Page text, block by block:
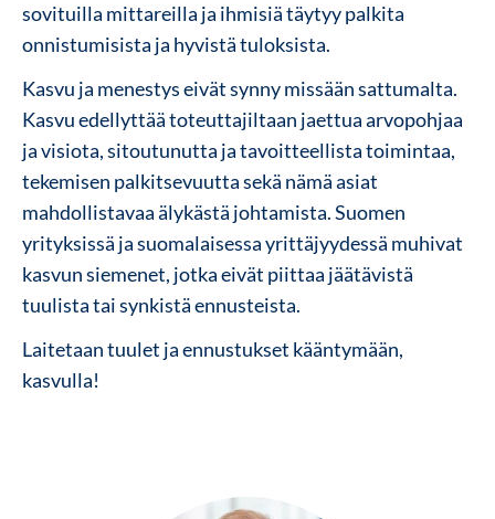
sovituilla mittareilla ja ihmisiä täytyy palkita
onnistumisista ja hyvistä tuloksista.
Kasvu ja menestys eivät synny missään sattumalta.
Kasvu edellyttää toteuttajiltaan jaettua arvopohjaa
ja visiota, sitoutunutta ja tavoitteellista toimintaa,
tekemisen palkitsevuutta sekä nämä asiat
mahdollistavaa älykästä johtamista. Suomen
yrityksissä ja suomalaisessa yrittäjyydessä muhivat
kasvun siemenet, jotka eivät piittaa jäätävistä
tuulista tai synkistä ennusteista.
Laitetaan tuulet ja ennustukset kääntymään,
kasvulla!